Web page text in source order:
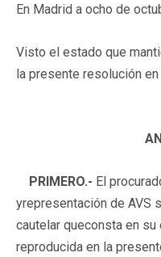
En Madrid a ocho de
Visto el estado que
la presente resolución
PRIMERO.- El
yrepresentación de AVS
cautelar queconsta en
reproducida en la